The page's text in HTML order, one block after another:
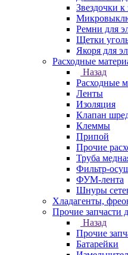
Звездочки
Ремни для
Щетки
Якоря для
Расходные
Назад
Расходные
Ленты
Изоляция
Клапан
Клеммы
Припой
Прочие
Труба
Фильтр-
ФУМ-лента
Шнуры
Хладагенты,
Прочие запчасти
Назад
Прочие
Батарейки